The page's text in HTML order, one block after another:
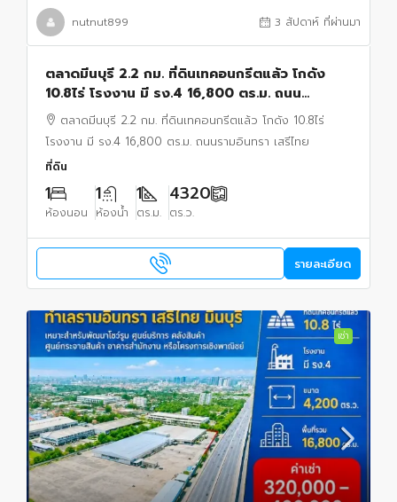
nutnut899 3 สัปดาห์ ที่ผ่านมา
ตลาดมีนบุรี 2.2 กม. ที่ดินเทคอนกรีตแล้ว โกดัง
10.8ไร่ โรงงาน มี รง.4 16,800 ตร.ม. ถนน
รามอินทรา เสรีไทย
ตลาดมีนบุรี 2.2 กม. ที่ดินเทคอนกรีตแล้ว โกดัง 10.8ไร่
โรงงาน มี รง.4 16,800 ตร.ม. ถนนรามอินทรา เสรีไทย
ที่ดิน
1
ห้องนอน
1
ห้องน้ำ
1
ตร.ม.
4320
ตร.ว.
รายละเอียด
เช่า